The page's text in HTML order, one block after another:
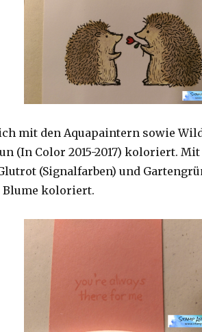
mit den Aquapaintern sowie
(In Color 2015-2017) koloriert. Mit
(Signalfarben) und
koloriert.